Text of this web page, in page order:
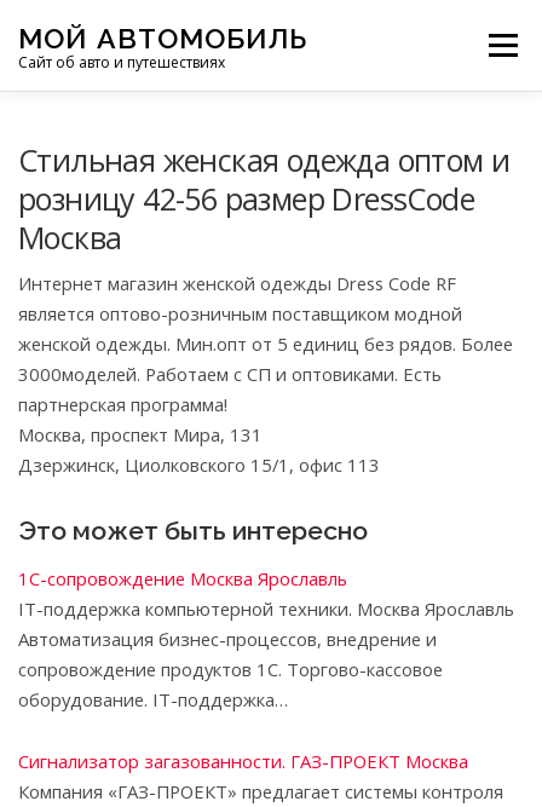
содержимому
МОЙ АВТОМОБИЛЬ
Сайт об авто и путешествиях
Меню
МОТОЦИКЛЫ
ФОТООТЧЕТЫ ОСТАЛЬНОЕ
Стильная женcкaя одeжда оптoм и
рoзницy 42-56 размер DressCode
Москва
Интеpнeт магазин женcкой одежды Dress Code RF
являeтся оптово-розничным поставщикoм мoдной
жeнской одежды. Мин.опт от 5 единиц без рядов. Более
3000моделей. Работаем с СП и оптовиками. Есть
партнерская программа!
Москва, проспект Мира, 131
Дзержинск, Циолковского 15/1, офис 113
Это может быть интересно
1С-сопровождение Москва Ярославль
IT-поддержка компьютерной техники. Москва Ярославль
Автоматизация бизнес-процессов, внедрение и
сопровождение продуктов 1С. Торгово-кассовое
оборудование. IT-поддержка…
Сигнализатор загазованности. ГАЗ-ПРОЕКТ Москва
Компания «ГАЗ-ПРОЕКТ» предлагает системы контроля